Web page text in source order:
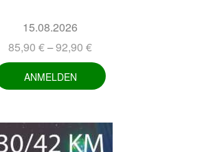
15.08.2026
85,90 €–92,90 €
ANMELDEN